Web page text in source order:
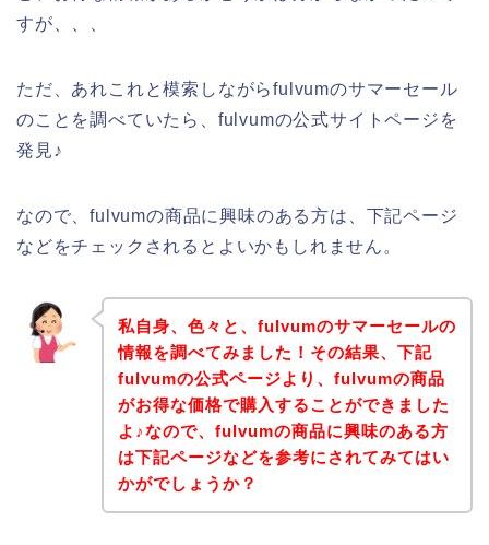
すが、、、
ただ、あれこれと模索しながらfulvumのサマーセール
のことを調べていたら、fulvumの公式サイトページを
発見♪
なので、fulvumの商品に興味のある方は、下記ページ
などをチェックされるとよいかもしれません。
私自身、色々と、fulvumのサマーセールの
情報を調べてみました！その結果、下記
fulvumの公式ページより、fulvumの商品
がお得な価格で購入することができました
よ♪なので、fulvumの商品に興味のある方
は下記ページなどを参考にされてみてはい
かがでしょうか？